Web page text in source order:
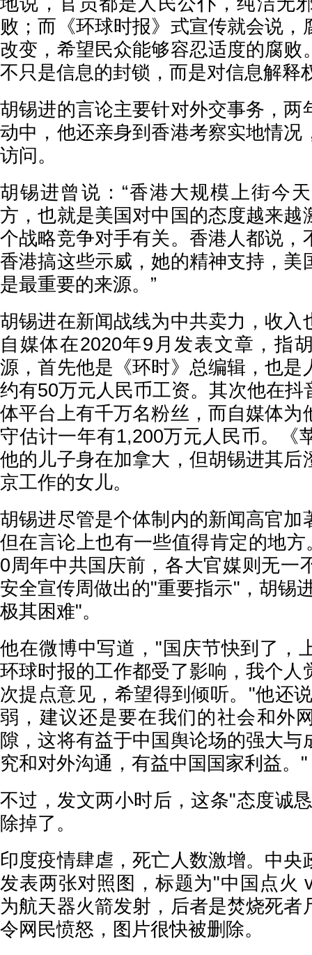
败；而《环球时报》式宣传就会说，
改变，希望民众能够容忍适度的腐败
不只是信息的封锁，而是对信息解释
胡锡进的言论主要针对外交事务，两
动中，他还亲身到香港考察实地情况
访问。
胡锡进曾说：“香港大规模上街今
方，也就是美国对中国的态度越来越
个战略竞争对手有关。香港人都说，
香港搞这些示威，她的精神支持，美
是最重要的来源。”
胡锡进在新闻战线为中共卖力，收入
自媒体在2020年9月发表文章，指
源，首先他是《环时》总编辑，也是
约有50万元人民币工资。其次他在抖
体平台上有千万名粉丝，而自媒体为
守估计一年有1,200万元人民币。《
他的儿子身在加拿大，但胡锡进其后
京工作的女儿。
胡锡进尽管是个体制内的新闻高官加
但在言论上也有一些值得肯定的地
0周年中共国庆前，各大官媒则无一
安全宣传周做出的"重要指示"，胡锡
极其困难"。
他在微博中写道，"国庆节快到了，
环球时报的工作都受了影响，我个人
次提点意见，希望得到倾听。"他还
弱，建议还是要在我们的社会和外
隙，这将有益于中国舆论场的强大与
究和对外沟通，有益中国国家利益。"
不过，发文两小时后，这条"态度诚
除掉了。
印度疫情肆虐，死亡人数激增。中央
发表两张对照图，标题为"中国点火
为航天器火箭发射，后者是焚烧死者
令网民愤怒，图片很快被删除。